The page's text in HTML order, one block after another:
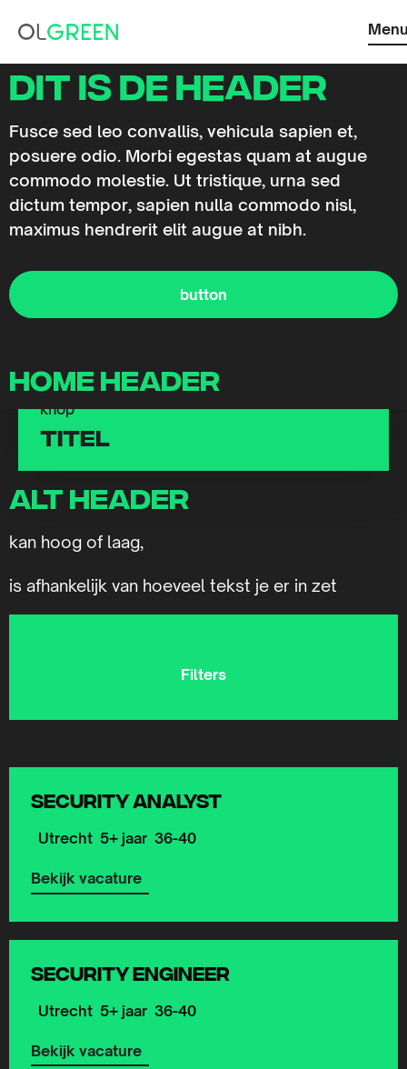
Dit is de header
Fusce sed leo convallis, vehicula sapien et,
posuere odio. Morbi egestas quam at augue
commodo molestie. Ut tristique, urna sed
dictum tempor, sapien nulla commodo nisl,
maximus hendrerit elit augue at nibh.
button
home header
knop
titel
alt header
kan hoog of laag,
is afhankelijk van hoeveel tekst je er in zet
Filters
Security Analyst
Utrecht 5+ jaar 36-40
Bekijk vacature
overSecurity Engineer
Utrecht 5+ jaar 36-40
Bekijk vacature